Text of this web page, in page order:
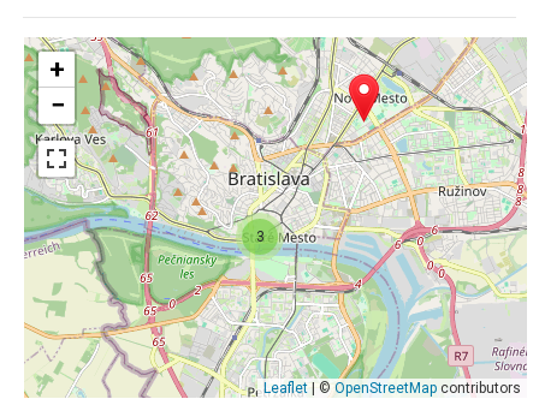
3
+
−
Leaflet | © OpenStreetMap contributors